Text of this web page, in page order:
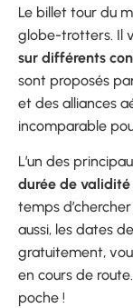
Le billet tour du
globe-trotters. Il
sur différents
sont proposés
et des alliances
incomparable
L’un des
durée de validité
temps
aussi, les dates
gratuitement,
en cours de
poche !